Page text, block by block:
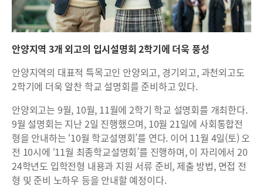
안양지역 3개 외고의 입시설명회 2학기에 더욱 풍성
안양지역의 대표적 특목고인 안양외고, 경기외고, 과천외고도
2학기에 더욱 알찬 학교 설명회를 준비하고 있다.
안양외고는 9월, 10월, 11월에 2학기 학교 설명회를 개최한다.
9월 설명회는 지난 2일 진행했으며, 10월 21일에 사회통합전
형을 안내하는 ‘10월 학교설명회’를 연다. 이어 11월 4일(토) 오
전 10시에 ‘11월 최종학교설명회’를 진행하며, 이 자리에서 20
24학년도 입학전형 내용과 지원 서류 준비, 제출 방법, 면접 전
형 및 준비 노하우 등을 안내할 예정이다.